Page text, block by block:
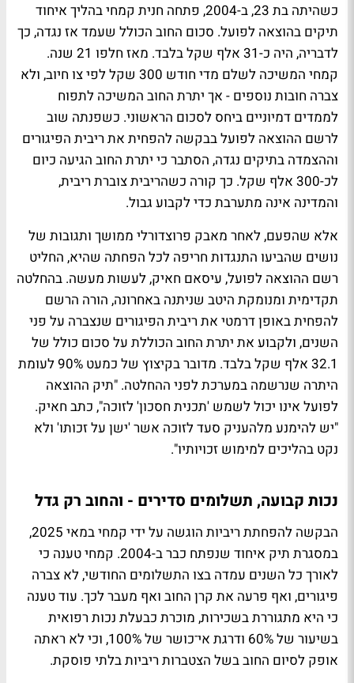
כשהיתה בת 23, ב-2004, פתחה חנית קמחי בהליך איחוד
תיקים בהוצאה לפועל. סכום החוב הכולל שעמד אז נגדה, כך
לדבריה, היה כ-31 אלף שקל בלבד. מאז חלפו 21 שנה.
קמחי המשיכה לשלם מדי חודש 300 שקל לפי צו חיוב, ולא
צברה חובות נוספים - אך יתרת החוב המשיכה לתפוח
לממדים דמיוניים ביחס לסכום הראשוני. כשפנתה שוב
לרשם ההוצאה לפועל בבקשה להפחית את ריבית הפיגורים
וההצמדה בתיקים נגדה, הסתבר כי יתרת החוב הגיעה כיום
לכ-300 אלף שקל. כך קורה כשהריבית צוברת ריבית,
והמדינה אינה מתערבת כדי לקבוע גבול.
אלא שהפעם, לאחר מאבק פרוצדורלי ממושך ותגובות של
נושים שהביעו התנגדות חריפה לכל הפחתה שהיא, החליט
רשם ההוצאה לפועל, עיסאם חאיק, לעשות מעשה. בהחלטה
תקדימית ומנומקת היטב שניתנה באחרונה, הורה הרשם
להפחית באופן דרמטי את ריבית הפיגורים שנצברה על פני
השנים, ולקבוע את יתרת החוב הכוללת על סכום כולל של
32.1 אלף שקל בלבד. מדובר בקיצוץ של כמעט 90% לעומת
היתרה שנרשמה במערכת לפני ההחלטה. "תיק ההוצאה
לפועל אינו יכול לשמש 'תכנית חסכון' לזוכה", כתב חאיק.
"יש להימנע מלהעניק סעד לזוכה אשר 'ישן על זכותו' ולא
נקט בהליכים למימוש זכויותיו".
נכות קבועה, תשלומים סדירים - והחוב רק גדל
הבקשה להפחתת ריביות הוגשה על ידי קמחי במאי 2025,
במסגרת תיק איחוד שנפתח כבר ב-2004. קמחי טענה כי
לאורך כל השנים עמדה בצו התשלומים החודשי, לא צברה
פיגורים, ואף פרעה את קרן החוב ואף מעבר לכך. עוד טענה
כי היא מתגוררת בשכירות, מוכרת כבעלת נכות רפואית
בשיעור של 60% ודרגת אי־כושר של 100%, וכי לא ראתה
אופק לסיום החוב בשל הצטברות ריביות בלתי פוסקת.